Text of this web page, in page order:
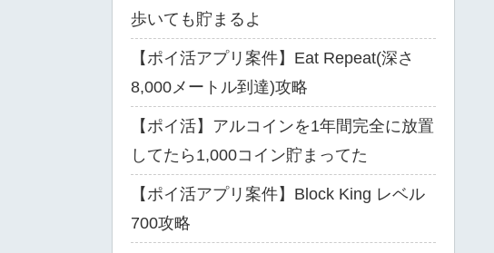
歩いても貯まるよ
【ポイ活アプリ案件】Eat Repeat(深さ
8,000メートル到達)攻略
【ポイ活】アルコインを1年間完全に放置
してたら1,000コイン貯まってた
【ポイ活アプリ案件】Block King レベル
700攻略